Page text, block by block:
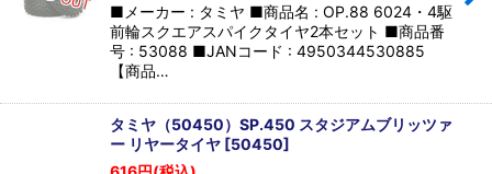
■メーカー : タミヤ ■商品名 : OP.88 6024・4駆
前輪スクエアスパイクタイヤ2本セット ■商品番
号 : 53088 ■JANコード : 4950344530885
【商品…
タミヤ（50450）SP.450 スタジアムブリッツァ
ー リヤータイヤ [50450]